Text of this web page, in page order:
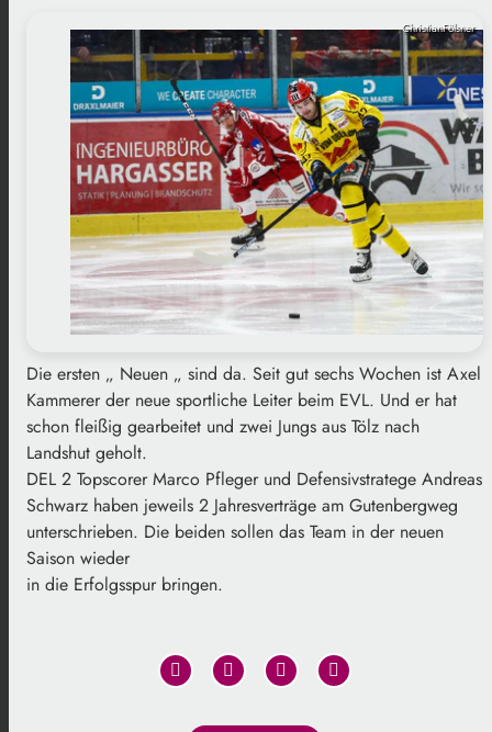
ChristianFölsner
Die ersten „ Neuen „ sind da. Seit gut sechs Wochen ist Axel
Kammerer der neue sportliche Leiter beim EVL. Und er hat
schon fleißig gearbeitet und zwei Jungs aus Tölz nach
Landshut geholt.
DEL 2 Topscorer Marco Pfleger und Defensivstratege Andreas
Schwarz haben jeweils 2 Jahresverträge am Gutenbergweg
unterschrieben. Die beiden sollen das Team in der neuen
Saison wieder
in die Erfolgsspur bringen.